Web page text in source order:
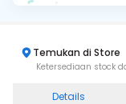
Temukan di Store
Ketersediaan stock
Details